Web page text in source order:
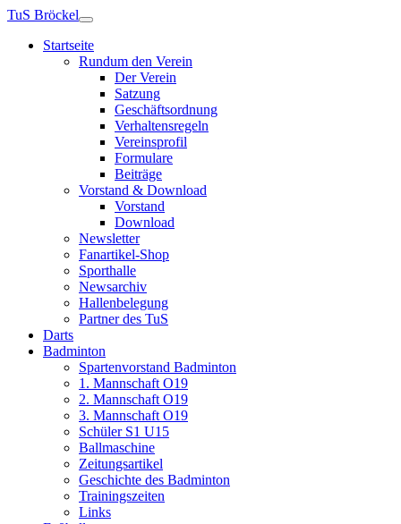
TuS Bröckel
Startseite
Rundum den Verein
Der Verein
Satzung
Geschäftsordnung
Verhaltensregeln
Vereinsprofil
Formulare
Beiträge
Vorstand & Download
Vorstand
Download
Newsletter
Fanartikel-Shop
Sporthalle
Newsarchiv
Hallenbelegung
Partner des TuS
Darts
Badminton
Spartenvorstand Badminton
1. Mannschaft O19
2. Mannschaft O19
3. Mannschaft O19
Schüler S1 U15
Ballmaschine
Zeitungsartikel
Geschichte des Badminton
Trainingszeiten
Links